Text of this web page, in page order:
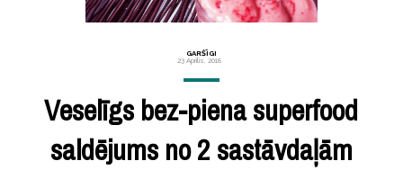
GARŠĪGI
23 Aprīlis, 2018
Veselīgs bez-piena superfood
saldējums no 2 sastāvdaļām